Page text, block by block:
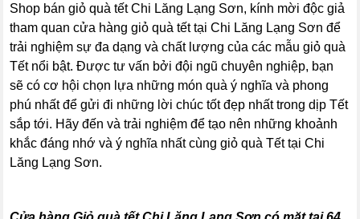
Shop bán giỏ quà tết Chi Lăng Lạng Sơn, kính mời độc giả
tham quan cửa hàng giỏ quà tết tại Chi Lăng Lạng Sơn để
trải nghiệm sự đa dạng và chất lượng của các mẫu giỏ quà
Tết nổi bật. Được tư vấn bởi đội ngũ chuyên nghiệp, bạn
sẽ có cơ hội chọn lựa những món quà ý nghĩa và phong
phú nhất để gửi đi những lời chúc tốt đẹp nhất trong dịp Tết
sắp tới. Hãy đến và trải nghiệm để tạo nên những khoảnh
khắc đáng nhớ và ý nghĩa nhất cùng giỏ quà Tết tại Chi
Lăng Lạng Sơn.